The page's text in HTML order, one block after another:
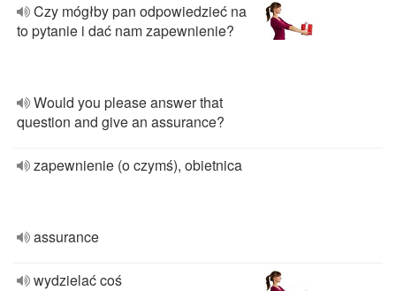
Czy mógłby pan odpowiedzieć na
to pytanie i dać nam zapewnienie?
Would you please answer that
question and give an assurance?
zapewnienie (o czymś), obietnica
assurance
wydzielać coś